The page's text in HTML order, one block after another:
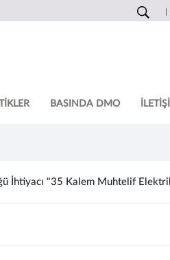
BASINDA DMO
İhtiyacı "35 Kalem Muhtelif